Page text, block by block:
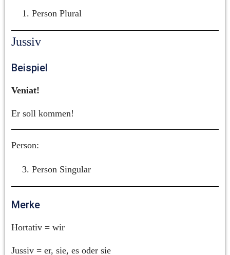
Person Plural
Jussiv
Beispiel
Veniat!
Er soll kommen!
Person:
Person Singular
Merke
Hortativ = wir
Jussiv = er, sie, es oder sie